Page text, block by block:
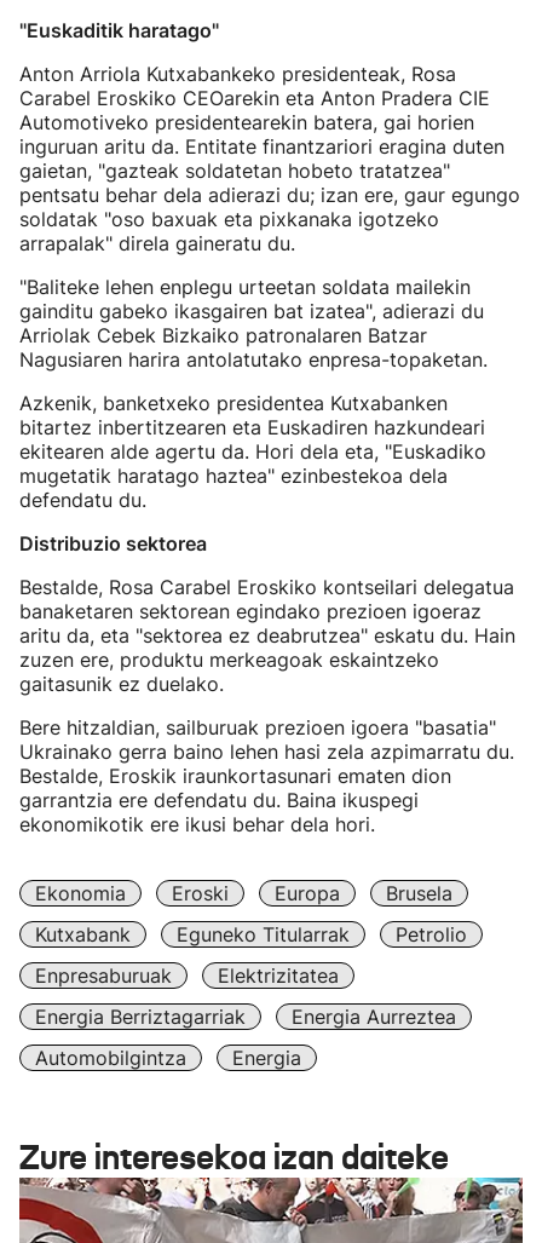
"Euskaditik haratago"
Anton Arriola Kutxabankeko presidenteak, Rosa
Carabel Eroskiko CEOarekin eta Anton Pradera CIE
Automotiveko presidentearekin batera, gai horien
inguruan aritu da. Entitate finantzariori eragina duten
gaietan, "gazteak soldatetan hobeto tratatzea"
pentsatu behar dela adierazi du; izan ere, gaur egungo
soldatak "oso baxuak eta pixkanaka igotzeko
arrapalak" direla gaineratu du.
"Baliteke lehen enplegu urteetan soldata mailekin
gainditu gabeko ikasgairen bat izatea", adierazi du
Arriolak Cebek Bizkaiko patronalaren Batzar
Nagusiaren harira antolatutako enpresa-topaketan.
Azkenik, banketxeko presidentea Kutxabanken
bitartez inbertitzearen eta Euskadiren hazkundeari
ekitearen alde agertu da. Hori dela eta, "Euskadiko
mugetatik haratago haztea" ezinbestekoa dela
defendatu du.
Distribuzio sektorea
Bestalde, Rosa Carabel Eroskiko kontseilari delegatua
banaketaren sektorean egindako prezioen igoeraz
aritu da, eta "sektorea ez deabrutzea" eskatu du. Hain
zuzen ere, produktu merkeagoak eskaintzeko
gaitasunik ez duelako.
Bere hitzaldian, sailburuak prezioen igoera "basatia"
Ukrainako gerra baino lehen hasi zela azpimarratu du.
Bestalde, Eroskik iraunkortasunari ematen dion
garrantzia ere defendatu du. Baina ikuspegi
ekonomikotik ere ikusi behar dela hori.
Ekonomia Eroski Europa
Brusela
Kutxabank
Eguneko Titularrak
Petrolio
Enpresaburuak
Elektrizitatea
Energia Berriztagarriak
Energia Aurreztea
Automobilgintza
Energia
Zure interesekoa izan daiteke